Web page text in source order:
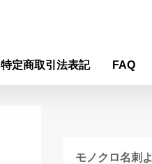
特定商取引法表記 FAQ
モノクロ名刺